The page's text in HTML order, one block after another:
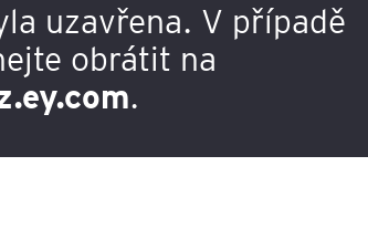
uzavřena. V případě
obrátit na
.